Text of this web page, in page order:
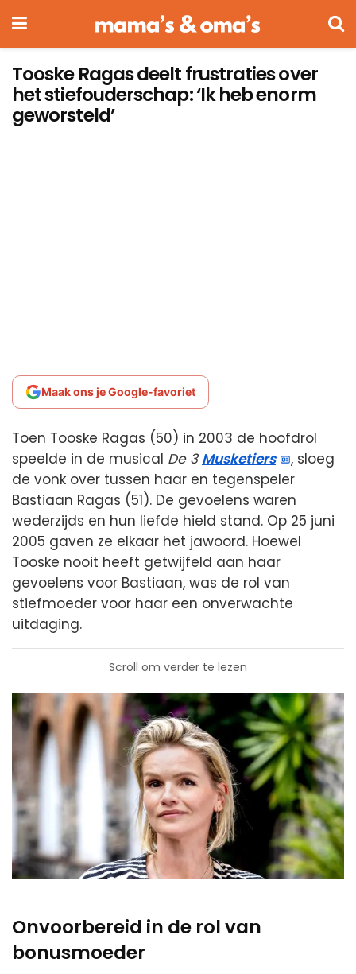
Tooske Ragas deelt frustraties over
het stiefouderschap: ‘Ik heb enorm
geworsteld’
Maak ons je Google-favoriet
Toen Tooske Ragas (50) in 2003 de hoofdrol
speelde in de musical De 3Musketiers
, sloeg
de vonk over tussen haar en tegenspeler
Bastiaan Ragas (51). De gevoelens waren
wederzijds en hun liefde hield stand. Op 25 juni
2005 gaven ze elkaar het jawoord. Hoewel
Tooske nooit heeft getwijfeld aan haar
gevoelens voor Bastiaan, was de rol van
stiefmoeder voor haar een onverwachte
uitdaging.
Scroll om verder te lezen
Onvoorbereid in de rol van
bonusmoeder